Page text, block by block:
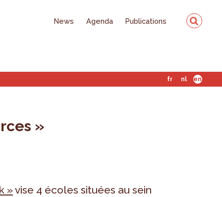
News Agenda Publications
fr nl en
»
»vise 4 écoles situées au sein